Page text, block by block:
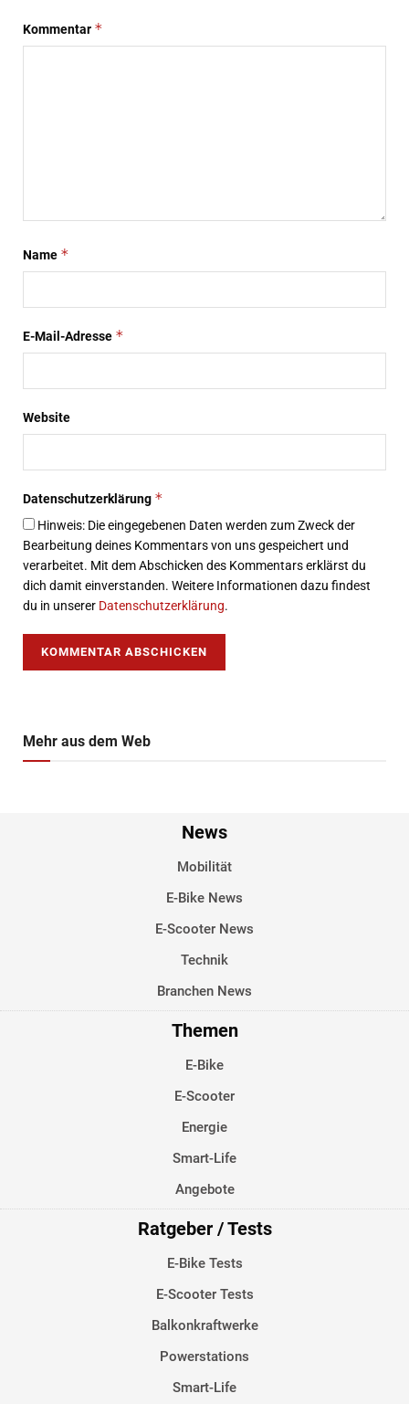
Kommentar *
Name *
E-Mail-Adresse *
Website
Datenschutzerklärung *
Hinweis: Die eingegebenen Daten werden zum Zweck der
Bearbeitung deines Kommentars von uns gespeichert und
verarbeitet. Mit dem Abschicken des Kommentars erklärst du
dich damit einverstanden. Weitere Informationen dazu findest
du in unserer Datenschutzerklärung.
Mehr aus dem Web
News
Mobilität
E-Bike News
E-Scooter News
Technik
Branchen News
Themen
E-Bike
E-Scooter
Energie
Smart-Life
Angebote
Ratgeber / Tests
E-Bike Tests
E-Scooter Tests
Balkonkraftwerke
Powerstations
Smart-Life